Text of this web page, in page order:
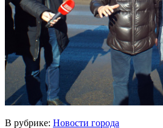
В рубрике: Новости города